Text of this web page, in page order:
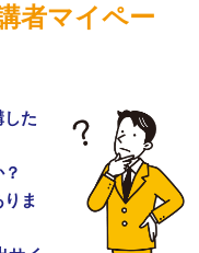
者マイペー
た
ま